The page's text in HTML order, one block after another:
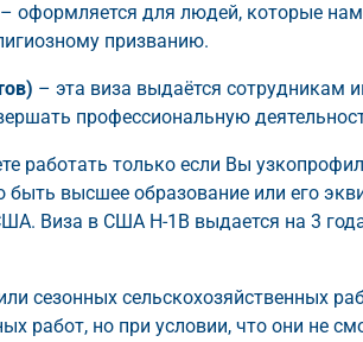
– оформляется для людей, которые
призванию.
– эта виза выдаётся
профессиональную
работать только если Вы
высшее образование или его
Виза в США H-1B выдается на 3
сезонных сельскохозяйственных
работ, но при условии, что они не